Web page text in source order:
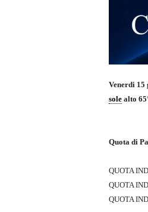
Venerdi 15
solealto
Quota di
QUOTA
QUOTA
QUOTA